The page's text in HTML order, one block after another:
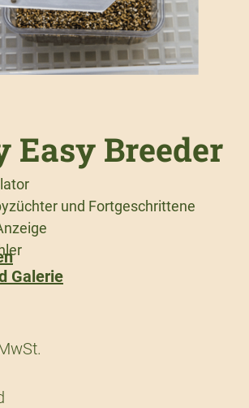
Easy Breeder
und Fortgeschrittene
Galerie